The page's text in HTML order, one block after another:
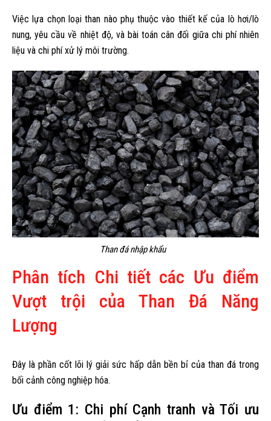
Việc lựa chọn loại than nào phụ thuộc vào thiết kế của lò hơi/lò
nung, yêu cầu về nhiệt độ, và bài toán cân đối giữa chi phí nhiên
liệu và chi phí xử lý môi trường.
Than đá nhập khẩu
Phân tích Chi tiết các Ưu điểm
Vượt trội của Than Đá Năng
Lượng
Đây là phần cốt lõi lý giải sức hấp dẫn bền bỉ của than đá trong
bối cảnh công nghiệp hóa.
Ưu điểm 1: Chi phí Cạnh tranh và Tối ưu